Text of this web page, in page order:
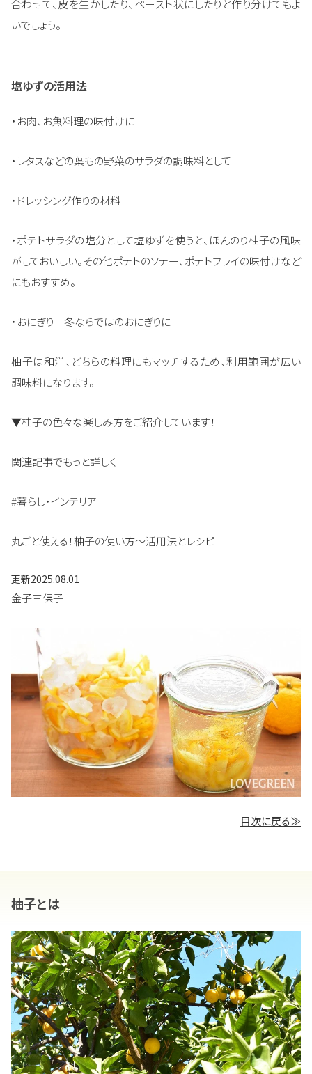
合わせて、皮を生かしたり、ペースト状にしたりと作り分けてもよ
いでしょう。
塩ゆずの活用法
・お肉、お魚料理の味付けに
・レタスなどの葉もの野菜のサラダの調味料として
・ドレッシング作りの材料
・ポテトサラダの塩分として塩ゆずを使うと、ほんのり柚子の風味
がしておいしい。その他ポテトのソテー、ポテトフライの味付けなど
にもおすすめ。
・おにぎり 冬ならではのおにぎりに
柚子は和洋、どちらの料理にもマッチするため、利用範囲が広い
調味料になります。
▼柚子の色々な楽しみ方をご紹介しています！
関連記事でもっと詳しく
#暮らし・インテリア
丸ごと使える！柚子の使い方～活用法とレシピ
更新2025.08.01
金子三保子
目次に戻る≫
柚子とは